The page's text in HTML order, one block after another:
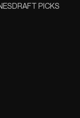
DRAFT PICKS